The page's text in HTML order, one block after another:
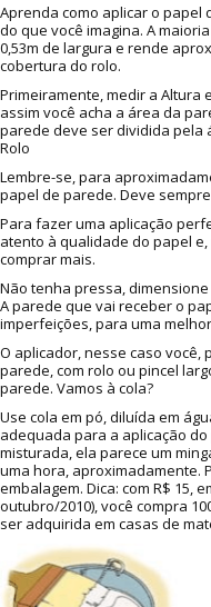
Aprenda como aplicar o papel
do que você imagina. A
0,53m de largura e rende
cobertura do rolo.
Primeiramente, medir a Altura
assim você acha a área da
parede deve ser dividida pela
Rolo
Lembre-se, para
papel de parede. Deve
Para fazer uma aplicação
atento à qualidade do papel
comprar mais.
Não tenha pressa,
A parede que vai receber o
imperfeições, para uma
O aplicador, nesse caso você,
parede, com rolo ou pincel
parede. Vamos à cola?
Use cola em pó, diluída em
adequada para a aplicação
misturada, ela parece um
uma hora, aproximadamente.
embalagem. Dica: com R$ 15,
outubro/2010), você compra
ser adquirida em casas de